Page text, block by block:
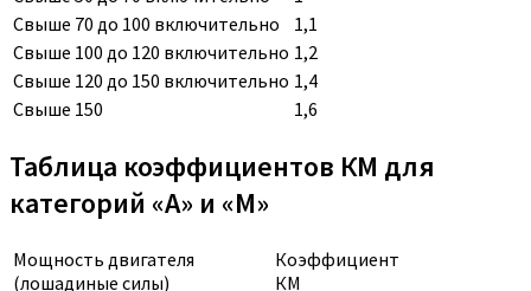
Свыше 70 до 100 включительно
1,1
Свыше 100 до 120 включительно 1,2
Свыше 120 до 150 включительно 1,4
Свыше 150
1,6
Таблица коэффициентов КМ для
категорий «A» и «M»
Мощность двигателя
(лошадиные силы)
Коэффициент
КМ